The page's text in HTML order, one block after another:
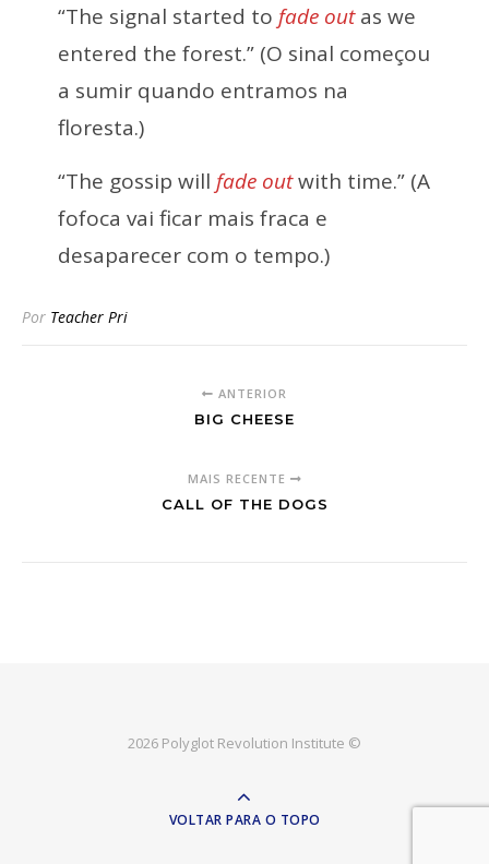
“The signal started to fade outas we
entered the forest.” (O sinal começou
a sumir quando entramos na
floresta.)
“The gossip will fade outwith time.” (A
fofoca vai ficar mais fraca e
desaparecer com o tempo.)
Por Teacher Pri
ANTERIOR
BIG CHEESE
MAIS RECENTE
CALL OF THE DOGS
2026 Polyglot Revolution Institute ©
VOLTAR PARA O TOPO